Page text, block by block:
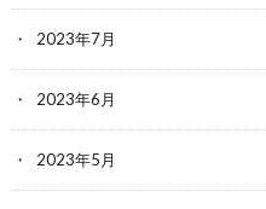
2023年7月
2023年6月
2023年5月